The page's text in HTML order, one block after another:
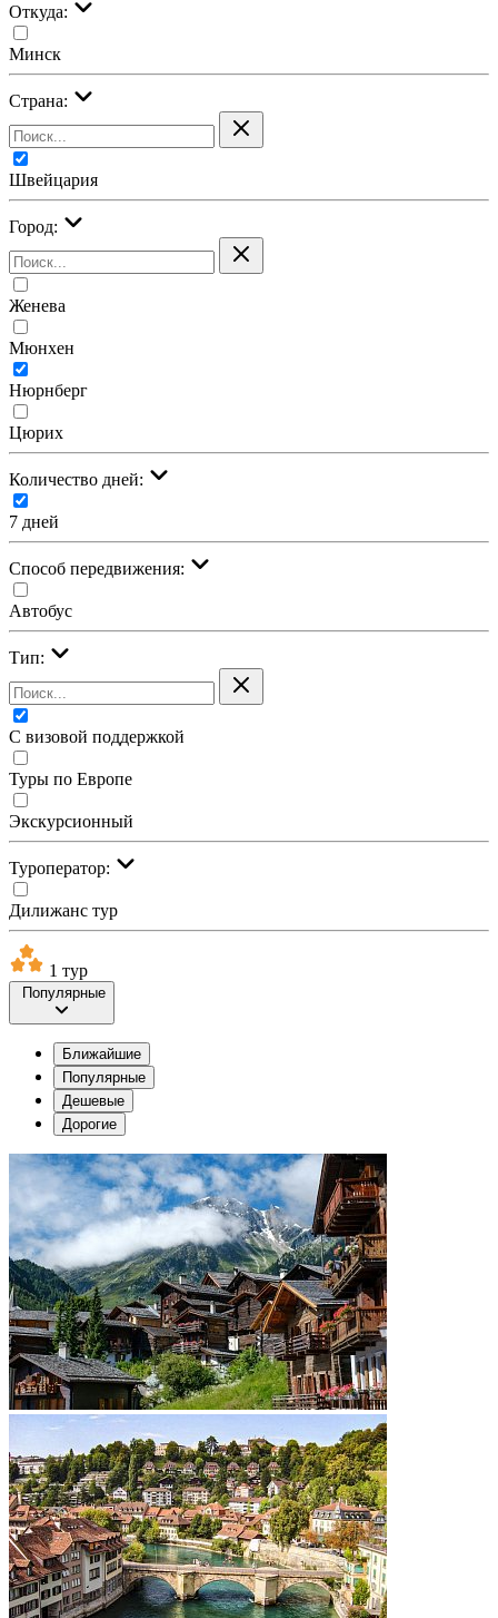
Откуда:
Минск
Страна:
Швейцария
Город:
Женева
Мюнхен
Нюрнберг
Цюрих
Количество дней:
7 дней
Cпособ передвижения:
Автобус
Тип:
С визовой поддержкой
Туры по Европе
Экскурсионный
Туроператор:
Дилижанс тур
1 тур
Популярные
Ближайшие
Популярные
Дешевые
Дорогие